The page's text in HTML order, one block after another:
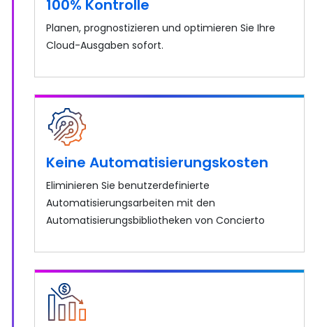
100% Kontrolle
Planen, prognostizieren und optimieren Sie Ihre
Cloud-Ausgaben sofort.
Keine Automatisierungskosten
Eliminieren Sie benutzerdefinierte
Automatisierungsarbeiten mit den
Automatisierungsbibliotheken von Concierto